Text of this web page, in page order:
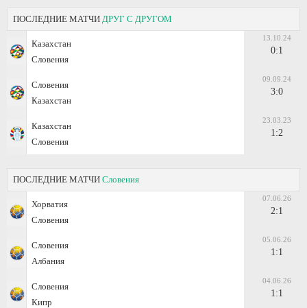
ПОСЛЕДНИЕ МАТЧИ ДРУГ С ДРУГОМ
Казахстан
Словения
13.10.24
0:1
Словения
Казахстан
09.09.24
3:0
Казахстан
Словения
23.03.23
1:2
ПОСЛЕДНИЕ МАТЧИ Словения
Хорватия
Словения
07.06.26
2:1
Словения
Албания
05.06.26
1:1
Словения
Кипр
04.06.26
1:1